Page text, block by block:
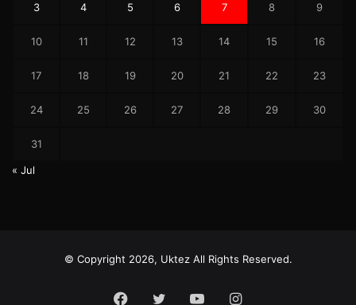
3 4 5 6 7 8 9
10 11 12 13 14 15 16
17 18 19 20 21 22 23
24 25 26 27 28 29 30
31
« Jul
© Copyright 2026, Uktez All Rights Reserved.
Facebook
Twitter YouTubeInstagram